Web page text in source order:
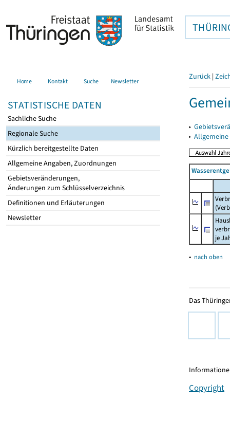
Home Kontakt Suche Newsletter
STATISTISCHE DATEN
Sachliche Suche
Regionale Suche
Kürzlich bereitgestellte Daten
Allgemeine Angaben, Zuordnungen
Gebietsveränderungen,
Änderungen zum Schlüsselverzeichnis
Definitionen und Erläuterungen
Newsletter
Zurück |
▸
▸
je
▴ nach oben
Das
Copyright